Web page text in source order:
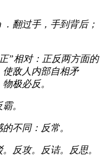
翻过手，手到背后；
”相对：正反两方面的
敌人内部自相矛
极必反。
。
不同：反常。
反攻。反诘。反思。